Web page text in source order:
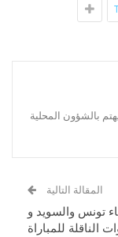
بالشؤون المحلية
المقالة التالية
تونس والسويد و
الناقلة للمباراة